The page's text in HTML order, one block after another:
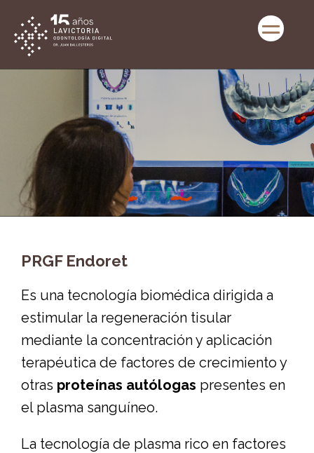
PRGF Endoret
Es una tecnología biomédica dirigida a
estimular la regeneración tisular
mediante la concentración y aplicación
terapéutica de factores de crecimiento y
otras proteínas autólogas presentes en
el plasma sanguíneo.
La tecnología de plasma rico en factores